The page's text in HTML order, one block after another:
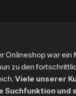
Onlineshop war ein
zu den
Viele unserer
Suchfunktion und